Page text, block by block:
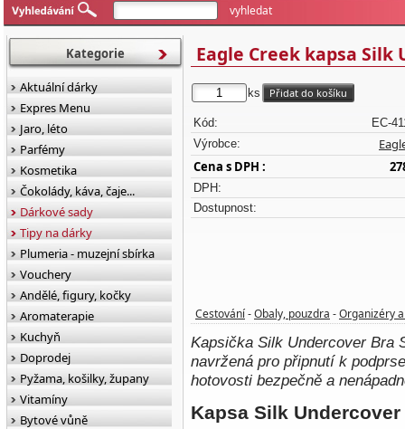
Eagle Creek kapsa
ks
Kód:
EC-
Výrobce:
Cena s DPH :
DPH:
Dostupnost:
Cestování - Obaly, pouzdra - Organizéry
Kapsička Silk Undercover Bra
navržená pro připnutí k
hotovosti bezpečně a
Kapsa Silk
Kategorie
Aktuální dárky
Expres Menu
Jaro, léto
Parfémy
Kosmetika
Čokolády, káva, čaje...
Dárkové sady
Tipy na dárky
Plumeria - muzejní sbírka
Vouchery
Andělé, figury, kočky
Aromaterapie
Kuchyň
Doprodej
Pyžama, košilky, župany
Vitamíny
Bytové vůně